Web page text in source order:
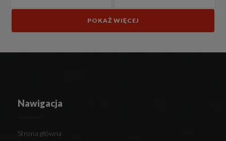
POKAŻ WIĘCEJ
Nawigacja
Strona główna